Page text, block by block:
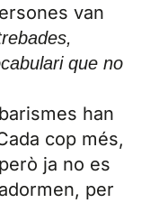
van
que no
han
cop més,
ja no es
per